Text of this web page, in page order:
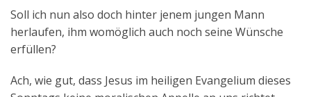
Soll ich nun also doch hinter jenem jungen Mann
herlaufen, ihm womöglich auch noch seine Wünsche
erfüllen?
Ach, wie gut, dass Jesus im heiligen Evangelium dieses